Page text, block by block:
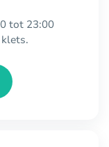
tot 23:00